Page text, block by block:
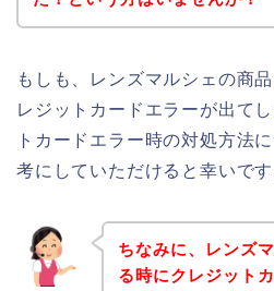
もしも、レンズマルシェの商
レジットカードエラーが出て
トカードエラー時の対処方法
考にしていただけると幸いです
ちなみに、レンズ
る時にクレジット